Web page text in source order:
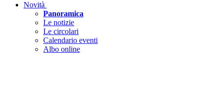
Novità
Panoramica
Le notizie
Le circolari
Calendario eventi
Albo online